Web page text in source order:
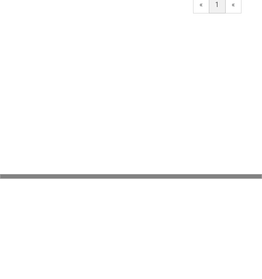
« 1 «